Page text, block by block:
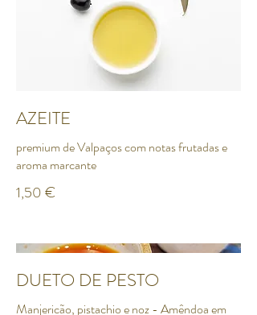
AZEITE
premium de Valpaços com notas frutadas e
aroma marcante
1,50 €
DUETO DE PESTO
Manjericão, pistachio e noz - Amêndoa em